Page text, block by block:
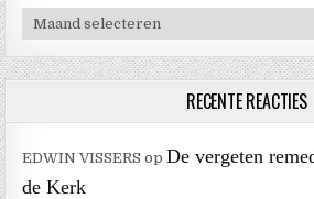
Archieven
RECENTE REACTIES
EDWIN VISSERS op De vergeten
de Kerk